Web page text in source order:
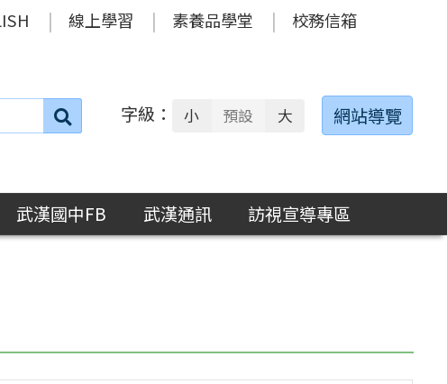
線上學習 素養品學堂 校務信箱
搜
字級： 小 預設 大 網站導覽
武漢國中FB 武漢通訊
訪視宣導專區